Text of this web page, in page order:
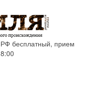
РФ бесплатный, прием